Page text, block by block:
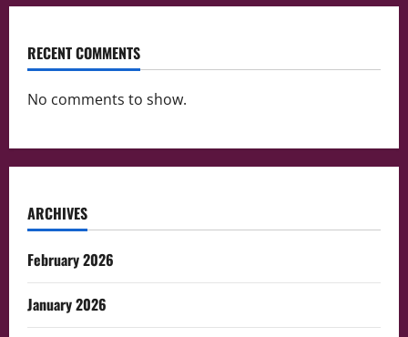
RECENT COMMENTS
No comments to show.
ARCHIVES
February 2026
January 2026